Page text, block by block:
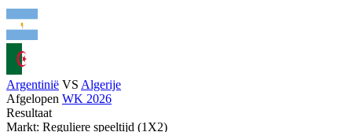
Argentinië VS Algerije
Afgelopen WK 2026
Resultaat
Markt: Reguliere speeltijd (1X2)